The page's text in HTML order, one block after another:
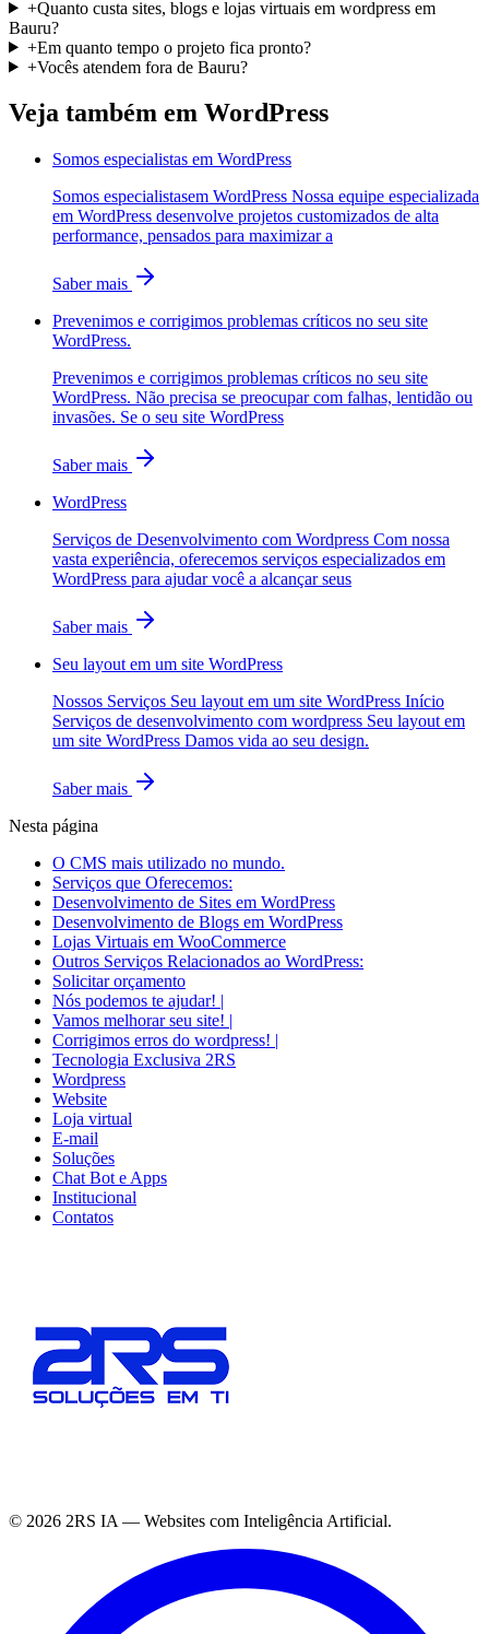
+Quanto custa sites, blogs e lojas virtuais em wordpress em
Bauru?
+Em quanto tempo o projeto fica pronto?
+Vocês atendem fora de Bauru?
Veja também em WordPress
Somos especialistas em WordPress
Somos especialistasem WordPress Nossa equipe especializada
em WordPress desenvolve projetos customizados de alta
performance, pensados para maximizar a
Saber mais
Prevenimos e corrigimos problemas críticos no seu site
WordPress.
Prevenimos e corrigimos problemas críticos no seu site
WordPress. Não precisa se preocupar com falhas, lentidão ou
invasões. Se o seu site WordPress
Saber mais
WordPress
Serviços de Desenvolvimento com Wordpress Com nossa
vasta experiência, oferecemos serviços especializados em
WordPress para ajudar você a alcançar seus
Saber mais
Seu layout em um site WordPress
Nossos Serviços Seu layout em um site WordPress Início
Serviços de desenvolvimento com wordpress Seu layout em
um site WordPress Damos vida ao seu design.
Saber mais
Nesta página
O CMS mais utilizado no mundo.
Serviços que Oferecemos:
Desenvolvimento de Sites em WordPress
Desenvolvimento de Blogs em WordPress
Lojas Virtuais em WooCommerce
Outros Serviços Relacionados ao WordPress:
Solicitar orçamento
Nós podemos te ajudar! |
Vamos melhorar seu site! |
Corrigimos erros do wordpress! |
Tecnologia Exclusiva 2RS
Wordpress
Website
Loja virtual
E-mail
Soluções
Chat Bot e Apps
Institucional
Contatos
© 2026 2RS IA — Websites com Inteligência Artificial.